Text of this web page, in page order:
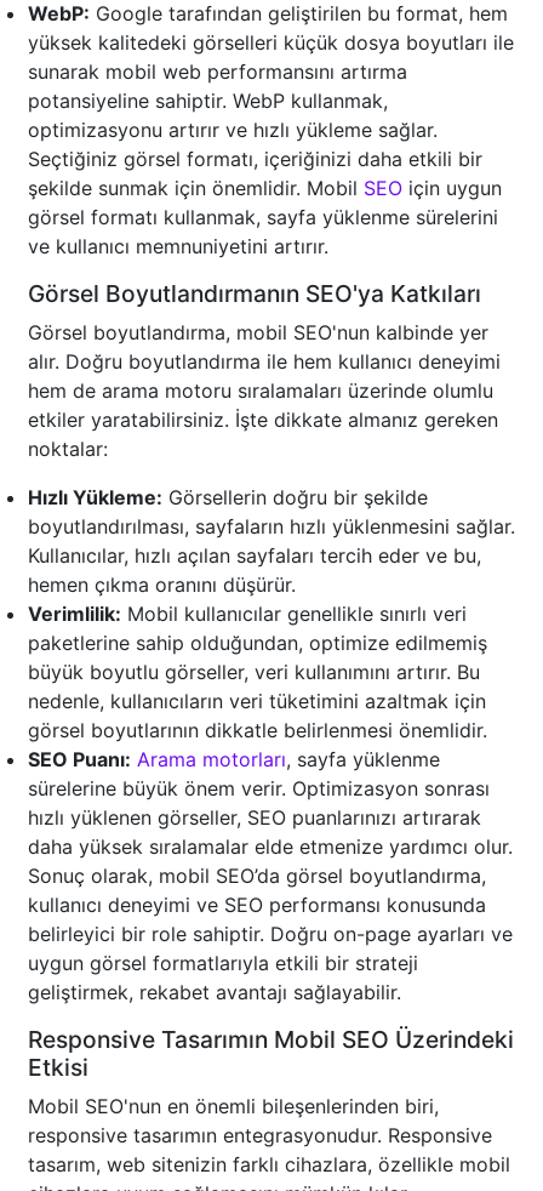
WebP: Google tarafından geliştirilen bu format, hem
yüksek kalitedeki görselleri küçük dosya boyutları ile
sunarak mobil web performansını artırma
potansiyeline sahiptir. WebP kullanmak,
optimizasyonu artırır ve hızlı yükleme sağlar.
Seçtiğiniz görsel formatı, içeriğinizi daha etkili bir
şekilde sunmak için önemlidir. Mobil SEO için uygun
görsel formatı kullanmak, sayfa yüklenme sürelerini
ve kullanıcı memnuniyetini artırır.
Görsel Boyutlandırmanın SEO'ya Katkıları
Görsel boyutlandırma, mobil SEO'nun kalbinde yer
alır. Doğru boyutlandırma ile hem kullanıcı deneyimi
hem de arama motoru sıralamaları üzerinde olumlu
etkiler yaratabilirsiniz. İşte dikkate almanız gereken
noktalar:
Hızlı Yükleme: Görsellerin doğru bir şekilde
boyutlandırılması, sayfaların hızlı yüklenmesini sağlar.
Kullanıcılar, hızlı açılan sayfaları tercih eder ve bu,
hemen çıkma oranını düşürür.
Verimlilik: Mobil kullanıcılar genellikle sınırlı veri
paketlerine sahip olduğundan, optimize edilmemiş
büyük boyutlu görseller, veri kullanımını artırır. Bu
nedenle, kullanıcıların veri tüketimini azaltmak için
görsel boyutlarının dikkatle belirlenmesi önemlidir.
SEO Puanı: Arama motorları, sayfa yüklenme
sürelerine büyük önem verir. Optimizasyon sonrası
hızlı yüklenen görseller, SEO puanlarınızı artırarak
daha yüksek sıralamalar elde etmenize yardımcı olur.
Sonuç olarak, mobil SEO’da görsel boyutlandırma,
kullanıcı deneyimi ve SEO performansı konusunda
belirleyici bir role sahiptir. Doğru on-page ayarları ve
uygun görsel formatlarıyla etkili bir strateji
geliştirmek, rekabet avantajı sağlayabilir.
Responsive Tasarımın Mobil SEO Üzerindeki
Etkisi
Mobil SEO'nun en önemli bileşenlerinden biri,
responsive tasarımın entegrasyonudur. Responsive
tasarım, web sitenizin farklı cihazlara, özellikle mobil